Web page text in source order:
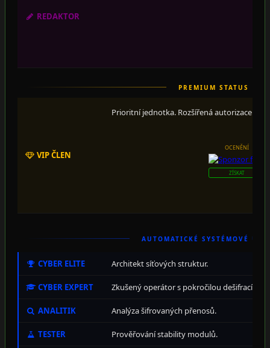
REDAKTOR
PREMIUM STATUS
VIP ČLEN
Prioritní jednotka. Rozšířená autorizace.
OCENĚNÍ
ZÍSKAT
AUTOMATICKÉ SYSTÉMOVÉ
CYBER ELITE Architekt síťových struktur.
CYBER EXPERT Zkušený operátor s pokročilou dešifrací.
ANALITIK Analýza šifrovaných přenosů.
TESTER Prověřování stability modulů.